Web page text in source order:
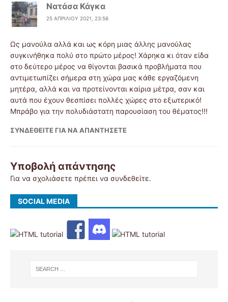
Νατάσα Κάγκα
25 ΑΠΡΙΛΊΟΥ 2021, 23:56
Ως μανούλα αλλά και ως κόρη μιας άλλης μανούλας
συγκινήθηκα πολύ στο πρώτο μέρος! Χάρηκα κι όταν είδα
στο δεύτερο μέρος να θίγονται βασικά προβλήματα που
αντιμετωπίζει σήμερα στη χώρα μας κάθε εργαζόμενη
μητέρα, αλλά και να προτείνονται καίρια μέτρα, σαν και
αυτά που έχουν θεσπίσει πολλές χώρες στο εξωτερικό!
Μπράβο για την πολυδιάστατη παρουσίαση του θέματος!!!
ΣΥΝΔΕΘΕΊΤΕ ΓΙΑ ΝΑ ΑΠΑΝΤΉΣΕΤΕ
Υποβολή απάντησης
Για να σχολιάσετε πρέπει να συνδεθείτε.
SOCIAL MEDIA